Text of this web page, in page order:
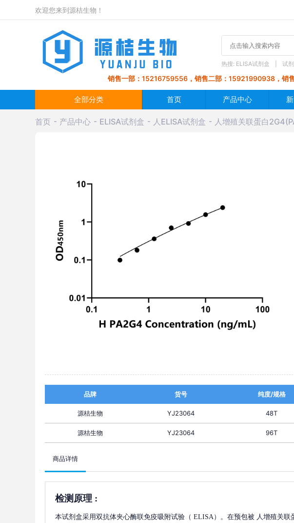
欢迎您来到源桔生物！
热搜: ELISA试剂盒 试
销售一部：15216759556，销售二部：15921990938，销
全部分类 首页 产品中心
首页 产品中心 ELISA试剂盒 人ELISA试剂盒 人增殖关联蛋白
品牌 货号 纯度/规格
源桔生物 YJ23064 48T
源桔生物 YJ23064 96T
商品详情
检测原理 :
本试剂盒采用双抗体夹心酶联免疫吸附试验（ ELISA）。在预包被 人增殖关联